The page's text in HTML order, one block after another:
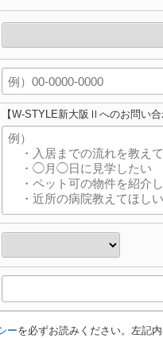
【W-STYLE新大阪Ⅱへのお問い合
ーを必ずお読みください。左記